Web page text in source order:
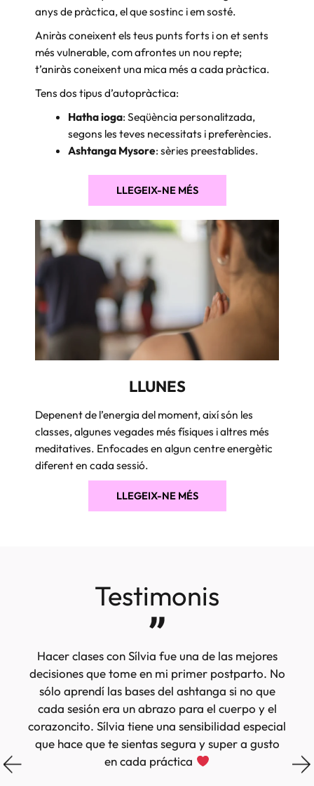
anys de pràctica, el que sostinc i em sosté.
Aniràs coneixent els teus punts forts i on et sents
més vulnerable, com afrontes un nou repte;
t’aniràs coneixent una mica més a cada pràctica.
Tens dos tipus d’autopràctica:
Hatha ioga: Seqüència personalitzada,
segons les teves necessitats i preferències.
Ashtanga Mysore: sèries preestablides.
LLEGEIX-NE MÉS
LLUNES
Depenent de l’energia del moment, així són les
classes, algunes vegades més físiques i altres més
meditatives. Enfocades en algun centre energètic
diferent en cada sessió.
LLEGEIX-NE MÉS
Testimonis
Hacer clases con Sílvia fue una de las mejores
decisiones que tome en mi primer postparto. No
sólo aprendí las bases del ashtanga si no que
cada sesión era un abrazo para el cuerpo y el
corazoncito. Sílvia tiene una sensibilidad especial
que hace que te sientas segura y super a gusto
en cada práctica